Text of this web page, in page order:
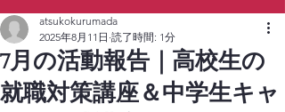
7月の活動報告｜高校生の
就職対策講座＆中学生キャ
atsukokurumada
2025年8月11日 読了時間: 1分